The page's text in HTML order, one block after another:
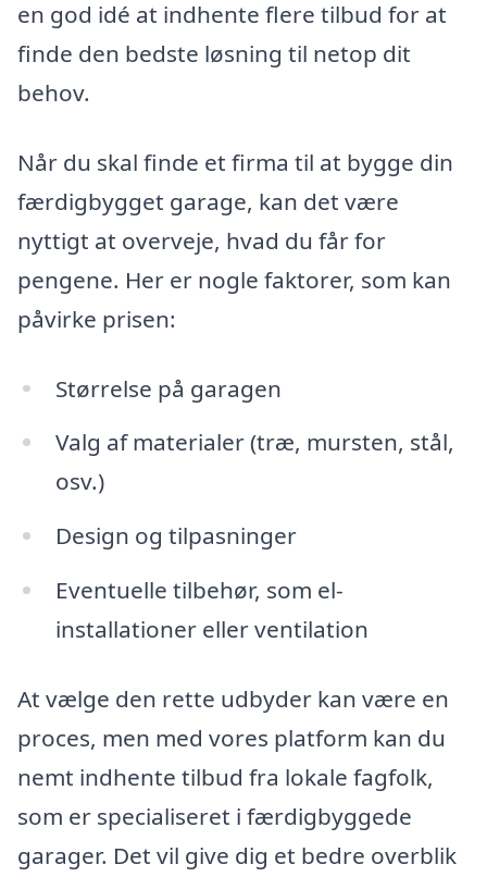
en god idé at indhente flere tilbud for at
finde den bedste løsning til netop dit
behov.
Når du skal finde et firma til at bygge din
færdigbygget garage, kan det være
nyttigt at overveje, hvad du får for
pengene. Her er nogle faktorer, som kan
påvirke prisen:
Størrelse på garagen
Valg af materialer (træ, mursten, stål,
osv.)
Design og tilpasninger
Eventuelle tilbehør, som el-
installationer eller ventilation
At vælge den rette udbyder kan være en
proces, men med vores platform kan du
nemt indhente tilbud fra lokale fagfolk,
som er specialiseret i færdigbyggede
garager. Det vil give dig et bedre overblik